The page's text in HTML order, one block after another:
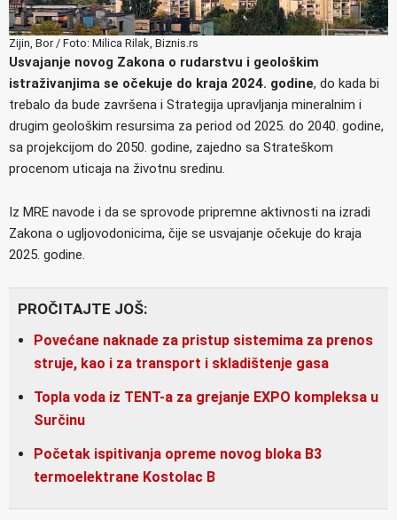
Zijin, Bor / Foto: Milica Rilak, Biznis.rs
Usvajanje novog Zakona o rudarstvu i geološkim
istraživanjima se očekuje do kraja 2024. godine, do kada bi
trebalo da bude završena i Strategija upravljanja mineralnim i
drugim geološkim resursima za period od 2025. do 2040. godine,
sa projekcijom do 2050. godine, zajedno sa Strateškom
procenom uticaja na životnu sredinu.
Iz MRE navode i da se sprovode pripremne aktivnosti na izradi
Zakona o ugljovodonicima, čije se usvajanje očekuje do kraja
2025. godine.
PROČITAJTE JOŠ:
Povećane naknade za pristup sistemima za prenos
struje, kao i za transport i skladištenje gasa
Topla voda iz TENT-a za grejanje EXPO kompleksa u
Surčinu
Početak ispitivanja opreme novog bloka B3
termoelektrane Kostolac B